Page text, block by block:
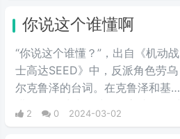
情互动的表情包，此时这个梗已经
初具雏形。而后来随着chikawa的
流行，有网友开始给chikawa配上
这类文字，两者融合后意外爆火，
表情包泛滥，传播得到处都是。
你说这个谁懂啊
“你说这个谁懂？”，出自《机动战
士高达SEED》中，反派角色劳乌
尔克鲁泽的台词。在克鲁泽和基拉
2 0 2024-03-02